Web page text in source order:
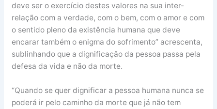
deve ser o exercício destes valores na sua inter-
relação com a verdade, com o bem, com o amor e com
o sentido pleno da existência humana que deve
encarar também o enigma do sofrimento” acrescenta,
sublinhando que a dignificação da pessoa passa pela
defesa da vida e não da morte.
“Quando se quer dignificar a pessoa humana nunca se
poderá ir pelo caminho da morte que já não tem